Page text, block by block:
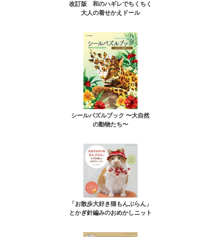
改訂版 和のハギレでちくちく
大人の着せかえドール
シールパズルブック 〜大自然
の動物たち〜
「お散歩大好き猫もんぶらん」
とかぎ針編みのおめかしニット